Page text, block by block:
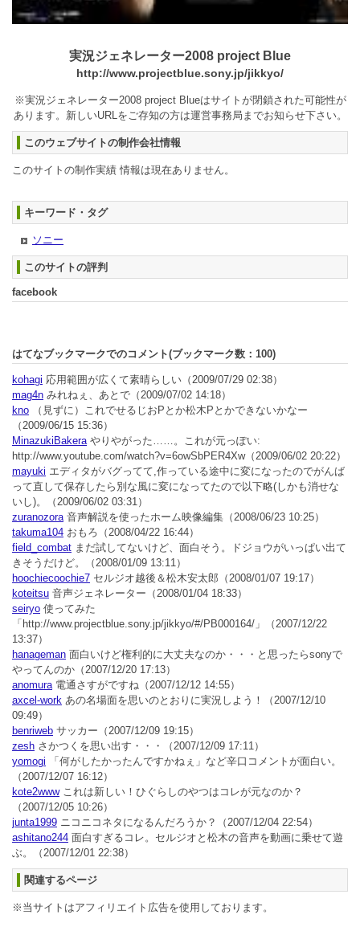
実況ジェネレーター2008 project Blue
http://www.projectblue.sony.jp/jikkyo/
※実況ジェネレーター2008 project Blueはサイトが閉鎖された可能性が
あります。新しいURLをご存知の方は運営事務局までお知らせ下さい。
このウェブサイトの制作会社情報
このサイトの制作実績 情報は現在ありません。
キーワード・タグ
ソニー
このサイトの評判
facebook
はてなブックマークでのコメント(ブックマーク数： 100)
kohagi 応用範囲が広くて素晴らしい （2009/07/29 02:38）
mag4n みれねぇ、あとで （2009/07/02 14:18）
kno （見ずに）これでせるじおPとか松木Pとかできないかなー
（2009/06/15 15:36）
MinazukiBakeraやりやがった……。これが元っぽい:
http://www.youtube.com/watch?v=6owSbPER4Xw（2009/06/02 20:22）
mayuki エディタがバグってて,作っている途中に変になったのでがんば
って直して保存したら別な風に変になってたので以下略(しかも消せな
いし)。
（2009/06/02 03:31）
zuranozora音声解説を使ったホーム映像編集 （2008/06/23 10:25）
takuma104 おもろ （2008/04/22 16:44）
field_combat まだ試してないけど、面白そう。ドジョウがいっぱい出て
きそうだけど。
（2008/01/09 13:11）
hoochiecoochie7 セルジオ越後＆松木安太郎 （2008/01/07 19:17）
koteitsu 音声ジェネレーター （2008/01/04 18:33）
seiryo 使ってみた
「http://www.projectblue.sony.jp/jikkyo/#/PB000164/」
（2007/12/22
13:37）
hanageman 面白いけど権利的に大丈夫なのか・・・と思ったらsonyで
やってんのか （2007/12/20 17:13）
anomura電通さすがですね （2007/12/12 14:55）
axcel-work あの名場面を思いのとおりに実況しよう！
（2007/12/10
09:49）
benriweb サッカー （2007/12/09 19:15）
zesh さかつくを思い出す・・・
（2007/12/09 17:11）
yomogi 「何がしたかったんですかねぇ」など辛口コメントが面白い。
（2007/12/07 16:12）
kote2wwwこれは新しい！ひぐらしのやつはコレが元なのか？
（2007/12/05 10:26）
junta1999 ニコニコネタになるんだろうか？
（2007/12/04 22:54）
ashitano244 面白すぎるコレ。セルジオと松木の音声を動画に乗せて遊
ぶ。
（2007/12/01 22:38）
関連するページ
※当サイトはアフィリエイト広告を使用しております。